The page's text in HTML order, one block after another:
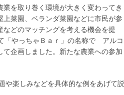
を取り巻く環境が大きく変わってき
菜園、ベランダ菜園などに市民が参
どのマッチングを考える機会を提
「やっちゃＢａｒ」の名称で アルコ
企画しました。新たな農業への参加
楽しみなどを具体的な例をあげて説